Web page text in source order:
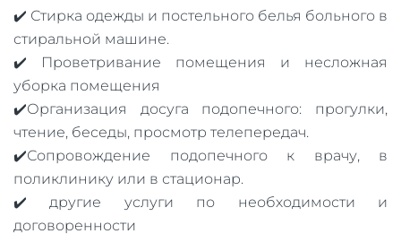
✔️ Стирка одежды и постельного белья больного в
стиральной машине.
✔️ Проветривание помещения и несложная
уборка помещения
✔️Организация досуга подопечного: прогулки,
чтение, беседы, просмотр телепередач.
✔️Сопровождение подопечного к врачу, в
поликлинику или в стационар.
✔️ другие услуги по необходимости и
договоренности